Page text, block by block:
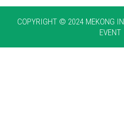
COPYRIGHT © 2024 MEKONG
EVENT